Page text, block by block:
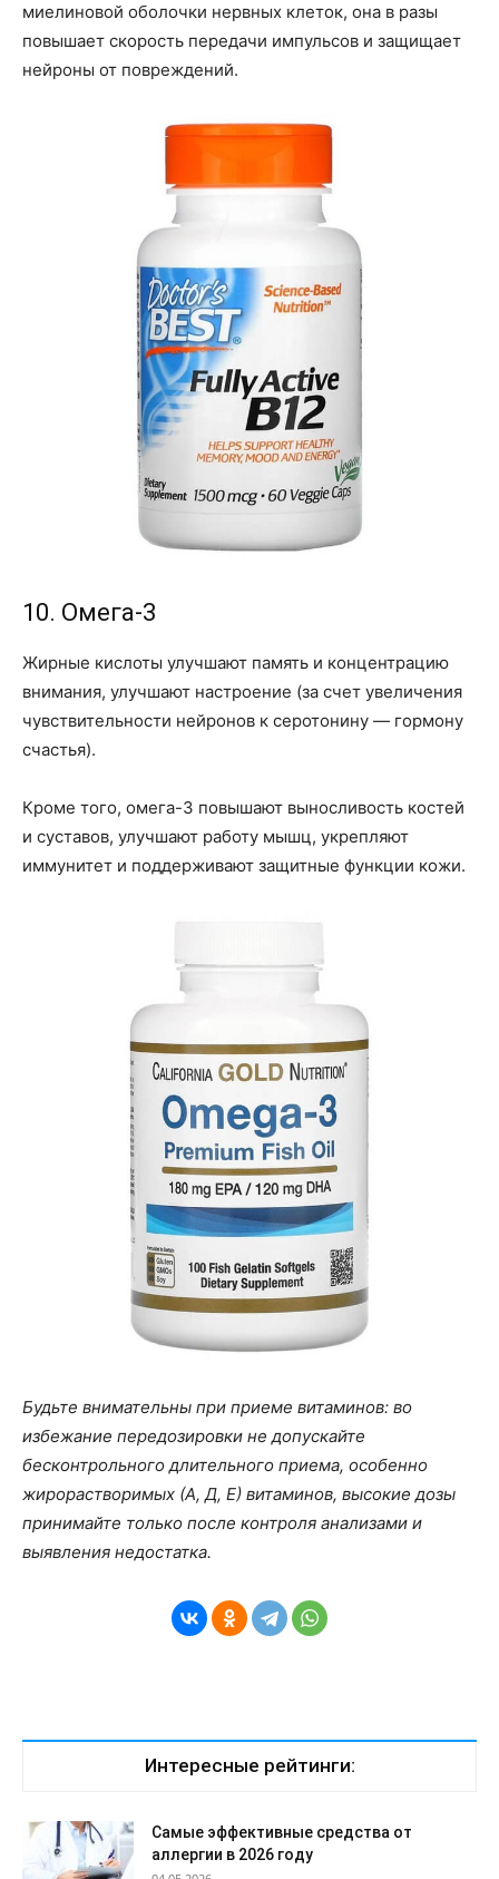
миелиновой оболочки нервных клеток, она в разы
повышает скорость передачи импульсов и защищает
нейроны от повреждений.
10. Омега-3
Жирные кислоты улучшают память и концентрацию
внимания, улучшают настроение (за счет увеличения
чувствительности нейронов к серотонину — гормону
счастья).
Кроме того, омега-3 повышают выносливость костей
и суставов, улучшают работу мышц, укрепляют
иммунитет и поддерживают защитные функции кожи.
Будьте внимательны при приеме витаминов: во
избежание передозировки не допускайте
бесконтрольного длительного приема, особенно
жирорастворимых (А, Д, Е) витаминов, высокие дозы
принимайте только после контроля анализами и
выявления недостатка.
Интересные рейтинги:
Самые эффективные средства от
аллергии в 2026 году